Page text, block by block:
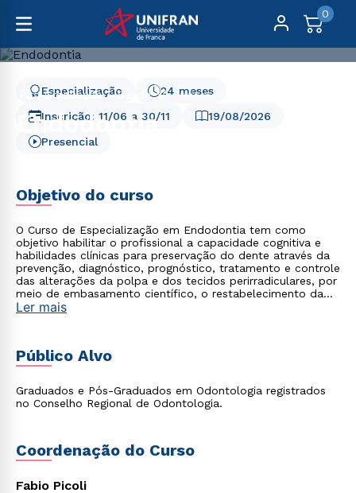
0
Pós-Graduação Saúde Endodontia
Endodontia 19/08/2026
24 meses
Especialização
Presencial
Inscrição: 11/06 a 30/11
Objetivo do curso
O Curso de Especialização em Endodontia tem como
objetivo habilitar o profissional a capacidade cognitiva e
habilidades clínicas para preservação do dente através da
prevenção, diagnóstico, prognóstico, tratamento e controle
das alterações da polpa e dos tecidos perirradiculares, por
meio de embasamento científico, o restabelecimento da
saúde do sistema estomatognático.
Ler mais
Público Alvo
Graduados e Pós-Graduados em Odontologia registrados
no Conselho Regional de Odontologia.
Coordenação do Curso
Fabio Picoli